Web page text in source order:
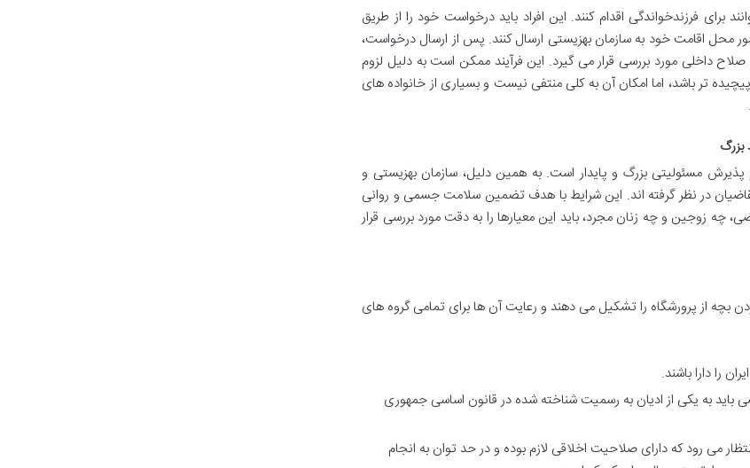
برای فرزندخواندگی اقدام کنند. این افراد باید درخواست خود را از طریق
محل اقامت خود به سازمان بهزیستی ارسال کنند. پس از ارسال درخواست،
داخلی مورد بررسی قرار می گیرد. این فرآیند ممکن است به دلیل لزوم
تر باشد، اما امکان آن به کلی منتفی نیست و بسیاری از خانواده های
بزرگ
مسئولیتی بزرگ و پایدار است. به همین دلیل، سازمان بهزیستی و
در نظر گرفته اند. این شرایط با هدف تضمین سلامت جسمی و روانی
چه زوجین و چه زنان مجرد، باید این معیارها را به دقت مورد بررسی قرار
بچه از پرورشگاه را تشکیل می دهند و رعایت آن ها برای تمامی گروه های
را دارا باشند.
باید به یکی از ادیان به رسمیت شناخته شده در قانون اساسی جمهوری
می رود که دارای صلاحیت اخلاقی لازم بوده و در حد توان به انجام